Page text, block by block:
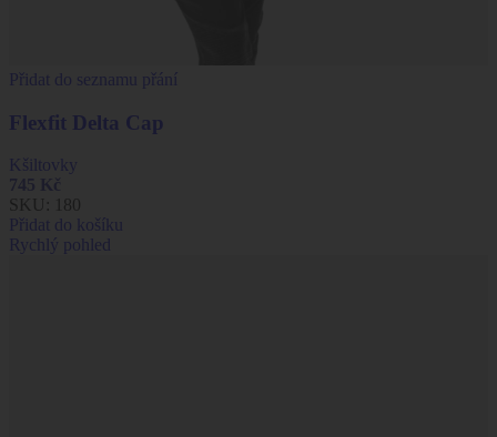
Přidat do seznamu přání
Flexfit Delta Cap
Kšiltovky
SKU:
180
Přidat do košíku
Rychlý pohled